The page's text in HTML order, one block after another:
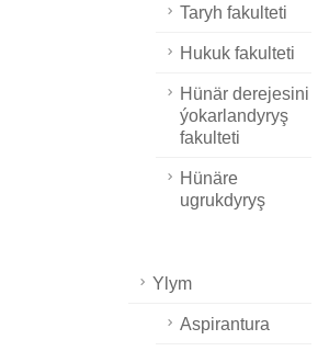
Taryh fakulteti
Hukuk fakulteti
Hünär derejesini
ýokarlandyryş
fakulteti
Hünäre
ugrukdyryş
Ylym
Aspirantura